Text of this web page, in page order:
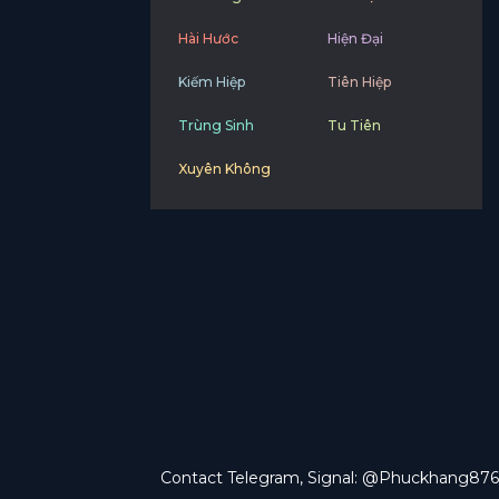
Hài Hước Hiện Đại
Kiếm Hiệp Tiên Hiệp
Trùng Sinh Tu Tiên
Xuyên Không
Contact Telegram, Signal: @Phuckhang876